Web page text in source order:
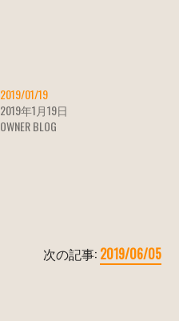
2019/01/19
2019年1月19日
OWNER BLOG
次の記事: 2019/06/05